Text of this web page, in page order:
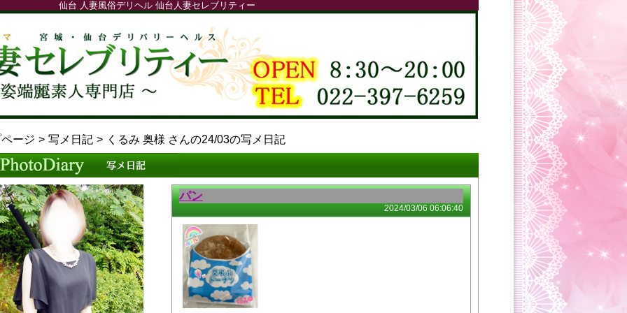
仙台 人妻風俗デリヘル 仙台人妻セレブリティー
ージ 写メ日記 くるみ 奥様 さんの24/03の写メ日記
パン
2024/03/06 06:06:40